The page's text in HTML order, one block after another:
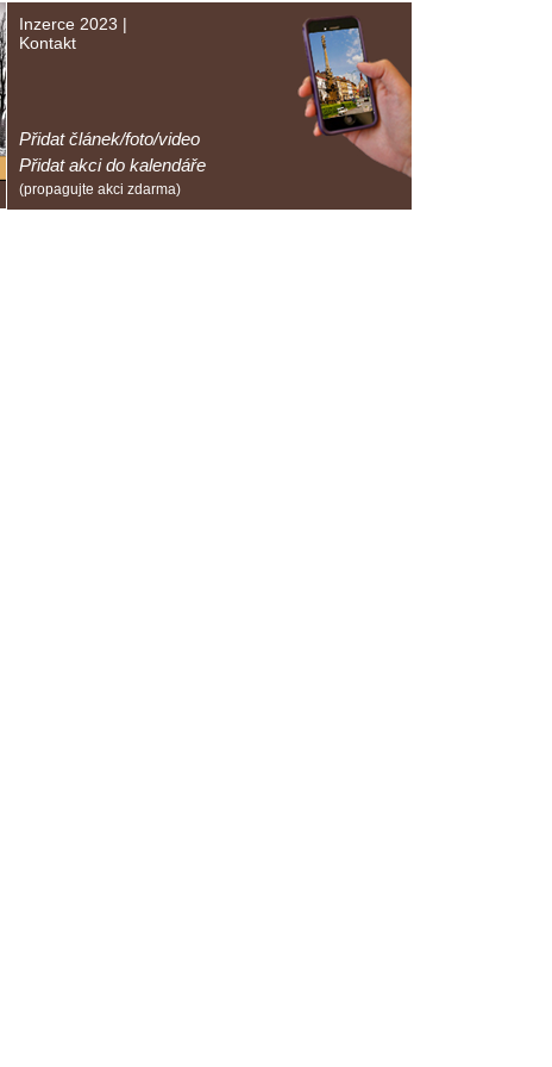
Inzerce 2023 |
Kontakt
Přidat článek/foto/video
Přidat akci do kalendáře
(propagujte akci zdarma)